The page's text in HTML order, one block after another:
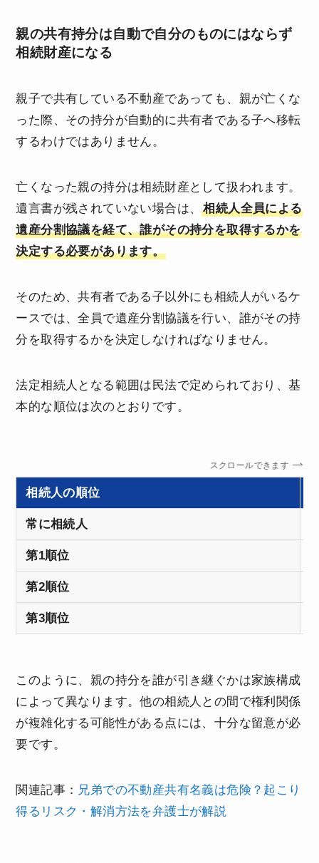
親の共有持分は自動で自分のものにはならず
相続財産になる
親子で共有している不動産であっても、親が亡くな
った際、その持分が自動的に共有者である子へ移転
するわけではありません。
亡くなった親の持分は相続財産として扱われます。
遺言書が残されていない場合は、相続人全員による
遺産分割協議を経て、誰がその持分を取得するかを
決定する必要があります。
そのため、共有者である子以外にも相続人がいるケ
ースでは、全員で遺産分割協議を行い、誰がその持
分を取得するかを決定しなければなりません。
法定相続人となる範囲は民法で定められており、基
本的な順位は次のとおりです。
スクロールできます
相続人の順位
常に相続人
第1順位
第2順位
第3順位
このように、親の持分を誰が引き継ぐかは家族構成
によって異なります。他の相続人との間で権利関係
が複雑化する可能性がある点には、十分な留意が必
要です。
関連記事： 兄弟での不動産共有名義は危険？起こり
得るリスク・解消方法を弁護士が解説